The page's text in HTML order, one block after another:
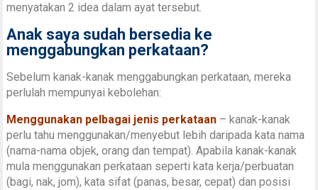
menyatakan 2 idea dalam ayat tersebut.
Anak saya sudah bersedia ke
menggabungkan perkataan?
Sebelum kanak-kanak menggabungkan perkataan, mereka
perlulah mempunyai kebolehan:
Menggunakan pelbagai jenis perkataan – kanak-kanak
perlu tahu menggunakan/menyebut lebih daripada kata nama
(nama-nama objek, orang dan tempat). Apabila kanak-kanak
mula menggunakan perkataan seperti kata kerja/perbuatan
(bagi, nak, jom), kata sifat (panas, besar, cepat) dan posisi